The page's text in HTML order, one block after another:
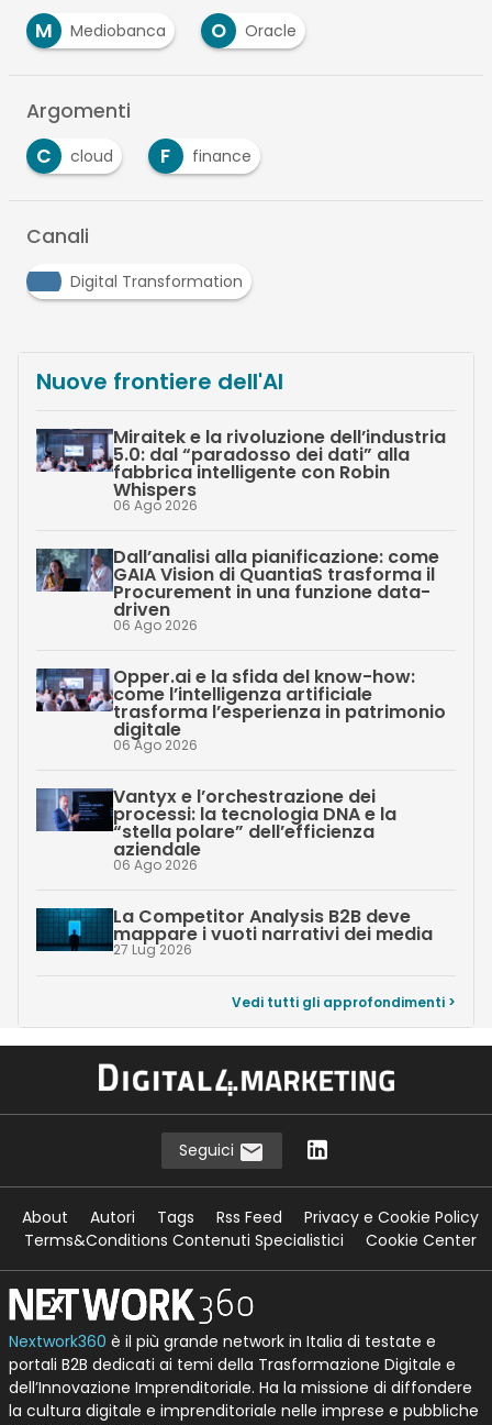
M
Mediobanca O Oracle
Argomenti
C
cloud F finance
Canali
Digital Transformation
Nuove frontiere dell'AI
Miraitek e la rivoluzione dell’industria
5.0: dal “paradosso dei dati” alla
fabbrica intelligente con Robin
Whispers
06 Ago 2026
Dall’analisi alla pianificazione: come
GAIA Vision di QuantiaS trasforma il
Procurement in una funzione data-
driven
06 Ago 2026
Opper.ai e la sfida del know-how:
come l’intelligenza artificiale
trasforma l’esperienza in patrimonio
digitale
06 Ago 2026
Vantyx e l’orchestrazione dei
processi: la tecnologia DNA e la
“stella polare” dell’efficienza
aziendale
06 Ago 2026
La Competitor Analysis B2B deve
mappare i vuoti narrativi dei media
27 Lug 2026
Vedi tutti gli approfondimenti >
Seguici
About Autori Tags Rss Feed
Privacy e Cookie Policy
Terms&Conditions Contenuti Specialistici
Cookie Center
Nextwork360 è il più grande network in Italia di testate e
portali B2B dedicati ai temi della Trasformazione Digitale e
dell’Innovazione Imprenditoriale. Ha la missione di diffondere
la cultura digitale e imprenditoriale nelle imprese e pubbliche